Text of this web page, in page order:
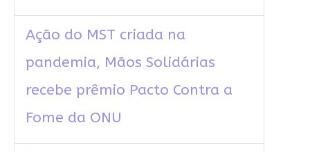
Ação do MST criada na
pandemia, Mãos Solidárias
recebe prêmio Pacto Contra a
Fome da ONU